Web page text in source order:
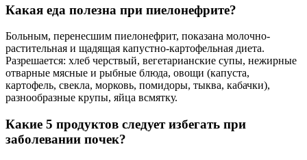
Какая еда полезна при пиелонефрите?
Больным, перенесшим пиелонефрит, показана молочно-
растительная и щадящая капустно-картофельная диета.
Разрешается: хлеб черствый, вегетарианские супы, нежирные
отварные мясные и рыбные блюда, овощи (капуста,
картофель, свекла, морковь, помидоры, тыква, кабачки),
разнообразные крупы, яйца всмятку.
Какие 5 продуктов следует избегать при
заболевании почек?